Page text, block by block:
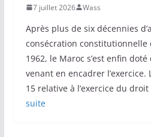
7 juillet 2026 Wass
Après plus de six décennies
consécration constitutionnelle
1962, le Maroc s’est enfin
venant en encadrer l’exercice.
15 relative à l’exercice du
suite